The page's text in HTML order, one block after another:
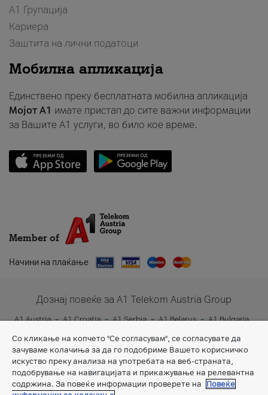
А1 Групација
Кариера
Заштита на лични податоци
Мобилна апликација
Единствено преку бесплатната мобилна апликација
Мојот A1 имате пристап до сите важни информации
за Вашите A1 услуги, во било кое време.
Member of
Начини на плаќање
Дознај повеќе за A1 Telekom Austria Group
A1 Austria A1 Croatia A1 Serbia A1 Belarus
A1 Bulgaria
Со кликање на копчето "Се согласувам", се согласувате да
зачуваме колачиња за да го подобриме Вашето корисничко
искуство преку анализа на употребата на веб-страната,
подобрување на навигацијата и прикажување на релевантна
содржина. За повеќе информации проверете на
Повеќе